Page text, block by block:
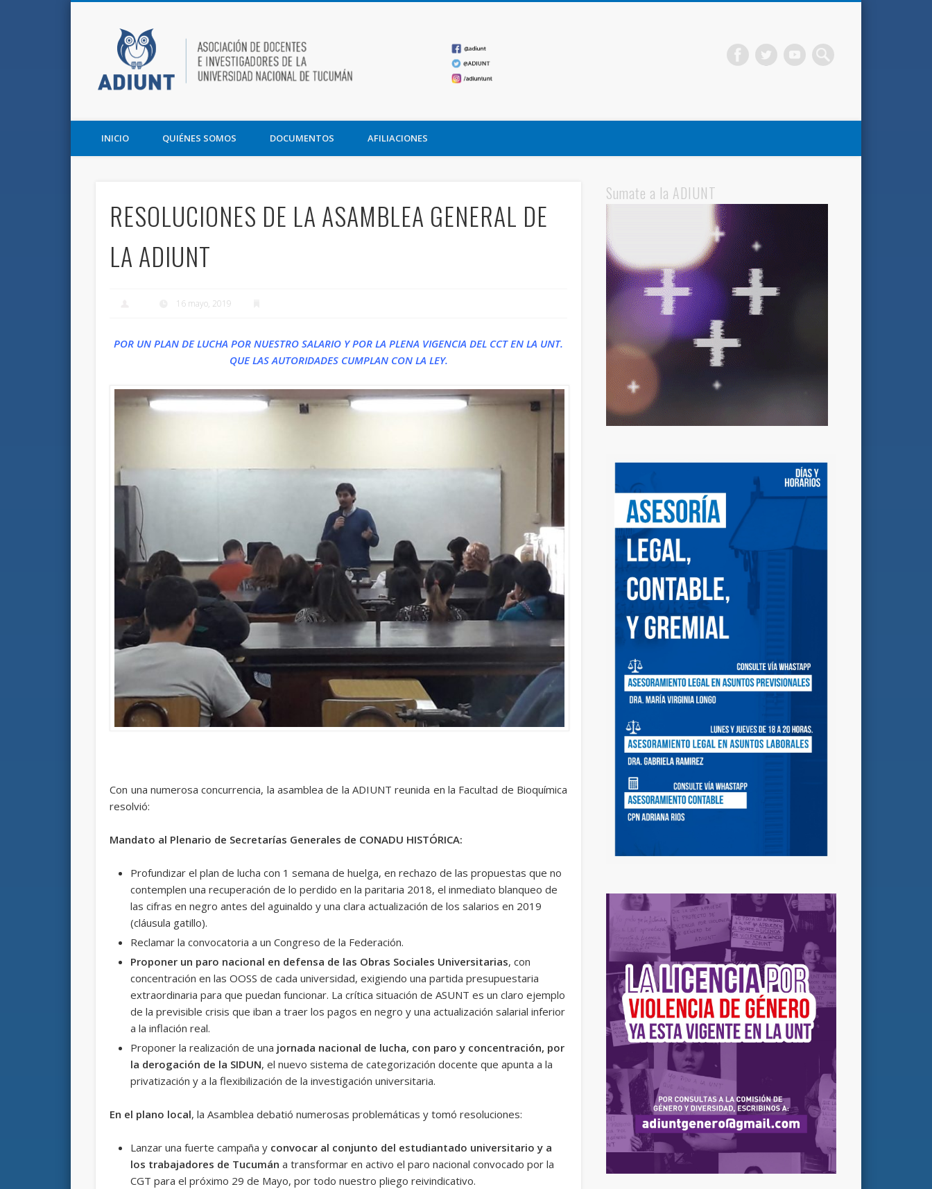
Asociación de Docentes e Investigadores de la UNT y la Fundación Miguel Lillo
INICIO QUIÉNES SOMOS DOCUMENTOS AFILIACIONES
RESOLUCIONES DE LA ASAMBLEA GENERAL DE
LA ADIUNT
16 mayo, 2019
POR UN PLAN DE LUCHA POR NUESTRO SALARIO Y POR LA PLENA VIGENCIA DEL CCT EN LA UNT.
QUE LAS AUTORIDADES CUMPLAN CON LA LEY.
Con una numerosa concurrencia, la asamblea de la ADIUNT reunida en la Facultad de Bioquímica
resolvió:
Mandato al Plenario de Secretarías Generales de CONADU HISTÓRICA:
Profundizar el plan de lucha con 1 semana de huelga, en rechazo de las propuestas que no
contemplen una recuperación de lo perdido en la paritaria 2018, el inmediato blanqueo de
las cifras en negro antes del aguinaldo y una clara actualización de los salarios en 2019
(cláusula gatillo).
Reclamar la convocatoria a un Congreso de la Federación.
Proponer un paro nacional en defensa de las Obras Sociales Universitarias, con
concentración en las OOSS de cada universidad, exigiendo una partida presupuestaria
extraordinaria para que puedan funcionar. La crítica situación de ASUNT es un claro ejemplo
de la previsible crisis que iban a traer los pagos en negro y una actualización salarial inferior
a la inflación real.
Proponer la realización de una jornada nacional de lucha, con paro y concentración, por
la derogación de la SIDUN, el nuevo sistema de categorización docente que apunta a la
privatización y a la flexibilización de la investigación universitaria.
En el plano local, la Asamblea debatió numerosas problemáticas y tomó resoluciones:
Lanzar una fuerte campaña y convocar al conjunto del estudiantado universitario y a
los trabajadores de Tucumán a transformar en activo el paro nacional convocado por la
CGT para el próximo 29 de Mayo, por todo nuestro pliego reivindicativo.
Sumate a la ADIUNT